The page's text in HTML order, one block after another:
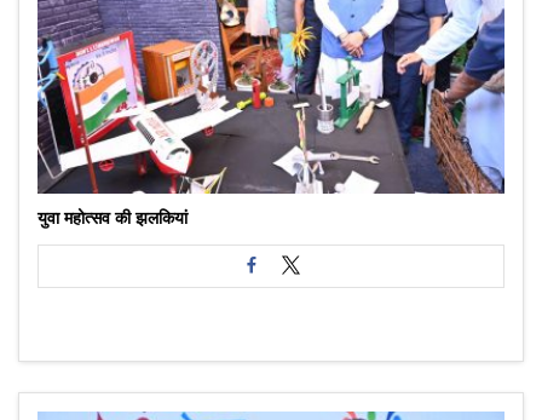
युवा महोत्सव की झलकियां